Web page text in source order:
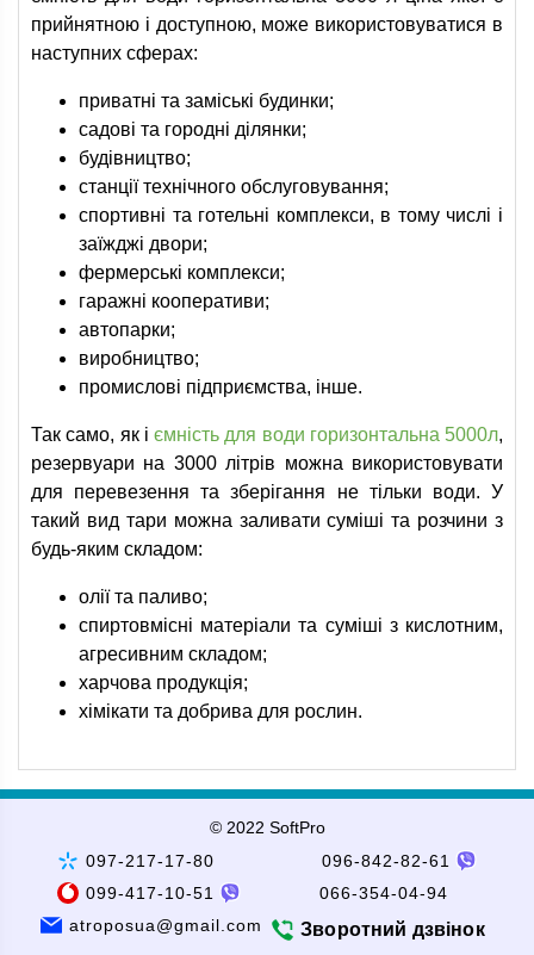
прийнятною і доступною, може використовуватися в
наступних сферах:
приватні та заміські будинки;
садові та городні ділянки;
будівництво;
станції технічного обслуговування;
спортивні та готельні комплекси, в тому числі і
заїжджі двори;
фермерські комплекси;
гаражні кооперативи;
автопарки;
виробництво;
промислові підприємства, інше.
Так само, як і ємність для води горизонтальна 5000л,
резервуари на 3000 літрів можна використовувати
для перевезення та зберігання не тільки води. У
такий вид тари можна заливати суміші та розчини з
будь-яким складом:
олії та паливо;
спиртовмісні матеріали та суміші з кислотним,
агресивним складом;
харчова продукція;
хімікати та добрива для рослин.
© 2022 SoftPro
097-217-17-80
096-842-82-61
099-417-10-51
066-354-04-94
atroposua@gmail.com
Зворотний дзвінок